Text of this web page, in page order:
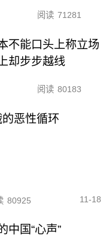
阅读 71281
不能口头上称立场
却步步越线
阅读 80183
恶性循环
80925 11-18
中国“心声”